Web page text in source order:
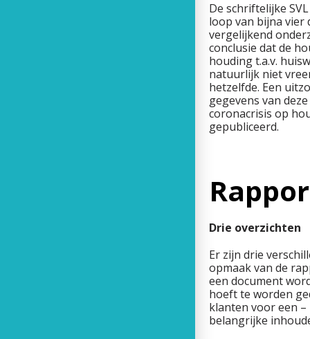
De schriftelijke
loop van bijna vier
vergelijkend
conclusie dat de
houding t.a.v.
natuurlijk niet
hetzelfde. Een
gegevens van
coronacrisis op
gepubliceerd.
Drie overzichten
Er zijn drie
opmaak van de
een document
hoeft te worden
klanten voor een
belangrijke